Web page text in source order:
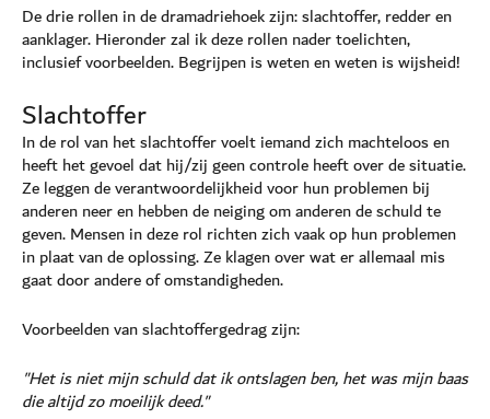
De drie rollen in de dramadriehoek zijn: slachtoffer, redder en
aanklager. Hieronder zal ik deze rollen nader toelichten,
inclusief voorbeelden. Begrijpen is weten en weten is wijsheid!
Slachtoffer
In de rol van het slachtoffer voelt iemand zich machteloos en
heeft het gevoel dat hij/zij geen controle heeft over de situatie.
Ze leggen de verantwoordelijkheid voor hun problemen bij
anderen neer en hebben de neiging om anderen de schuld te
geven. Mensen in deze rol richten zich vaak op hun problemen
in plaat van de oplossing. Ze klagen over wat er allemaal mis
gaat door andere of omstandigheden.
Voorbeelden van slachtoffergedrag zijn:
"Het is niet mijn schuld dat ik ontslagen ben, het was mijn baas
die altijd zo moeilijk deed."